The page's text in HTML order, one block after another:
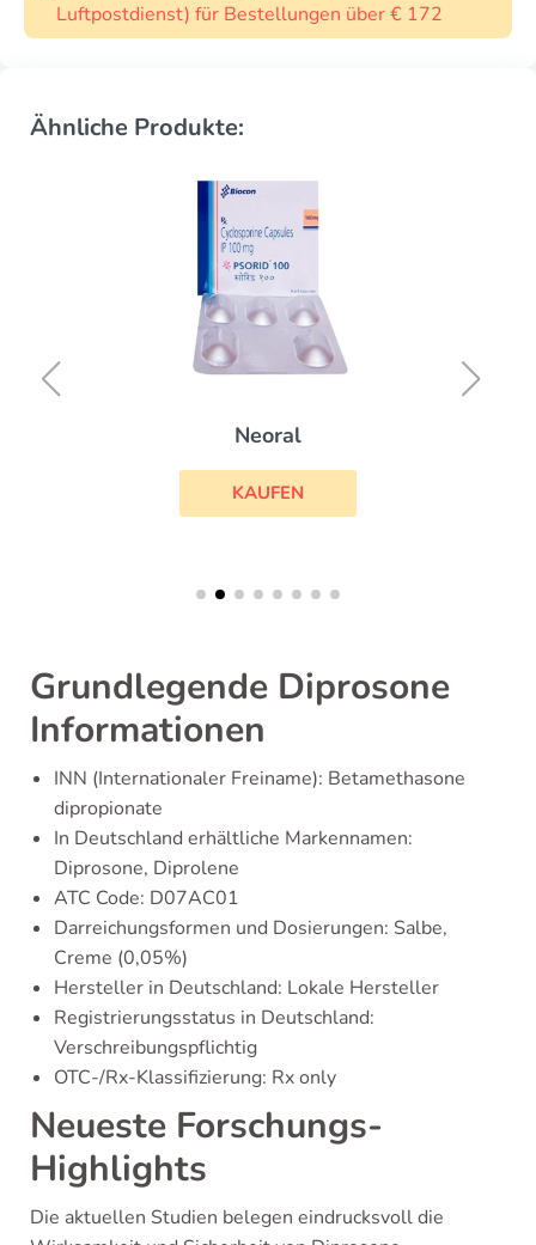
Luftpostdienst) für Bestellungen über € 172
Ähnliche Produkte:
Neoral
KAUFEN
Grundlegende Diprosone
Informationen
INN (Internationaler Freiname): Betamethasone
dipropionate
In Deutschland erhältliche Markennamen:
Diprosone, Diprolene
ATC Code: D07AC01
Darreichungsformen und Dosierungen: Salbe,
Creme (0,05%)
Hersteller in Deutschland: Lokale Hersteller
Registrierungsstatus in Deutschland:
Verschreibungspflichtig
OTC-/Rx-Klassifizierung: Rx only
Neueste Forschungs-
Highlights
Die aktuellen Studien belegen eindrucksvoll die